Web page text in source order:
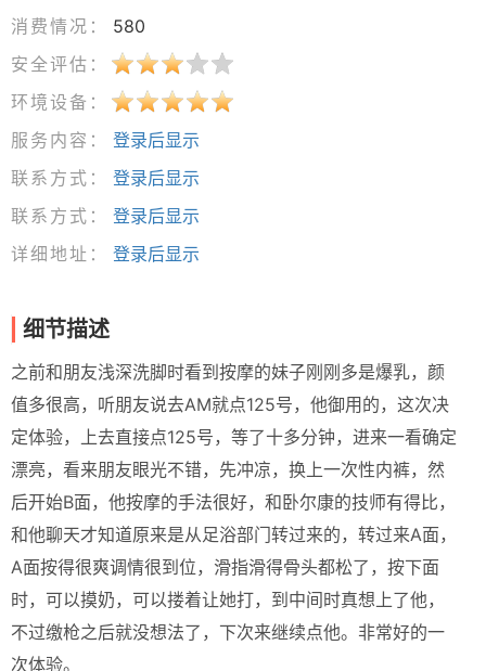
消费情况：
580
安全评估：
环境设备：
服务内容：
登录后显示
联系方式：
登录后显示
联系方式：
登录后显示
详细地址：
登录后显示
细节描述
之前和朋友浅深洗脚时看到按摩的妹子刚刚多是爆乳，颜
值多很高，听朋友说去AM就点125号，他御用的，这次决
定体验，上去直接点125号，等了十多分钟，进来一看确定
漂亮，看来朋友眼光不错，先冲凉，换上一次性内裤，然
后开始B面，他按摩的手法很好，和卧尔康的技师有得比，
和他聊天才知道原来是从足浴部门转过来的，转过来A面，
A面按得很爽调情很到位，滑指滑得骨头都松了，按下面
时，可以摸奶，可以搂着让她打，到中间时真想上了他，
不过缴枪之后就没想法了，下次来继续点他。非常好的一
次体验。